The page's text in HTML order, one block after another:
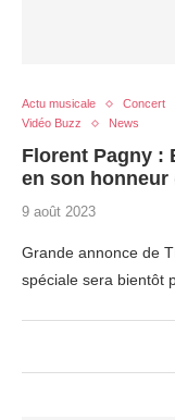
Actu musicale Concert
Vidéo Buzz
News
Florent Pagny :
en son honneur
9 août 2023
Grande annonce de
spéciale sera bientôt